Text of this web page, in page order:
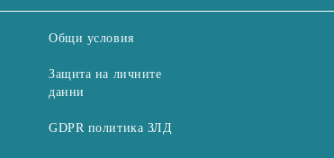
Общи условия
Защита на личните
данни
GDPR политика ЗЛД